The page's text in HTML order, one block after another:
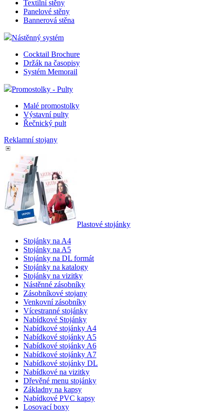
Textilní stěny
Panelové stěny
Bannerová stěna
Nástěnný systém
Cocktail Brochure
Držák na časopisy
Systém Memorail
Promostolky - Pulty
Malé promostolky
Výstavní pulty
Řečnický pult
Reklamní stojany
Plastové stojánky
Stojánky na A4
Stojánky na A5
Stojánky na DL formát
Stojánky na katalogy
Stojánky na vizitky
Nástěnné zásobníky
Zásobníkové stojany
Venkovní zásobníky
Vícestranné stojánky
Nabídkové Stojánky
Nabídkové stojánky A4
Nabídkové stojánky A5
Nabídkové stojánky A6
Nabídkové stojánky A7
Nabídkové stojánky DL
Nabídkové na vizitky
Dřevěné menu stojánky
Základny na kapsy
Nabídkové PVC kapsy
Losovací boxy